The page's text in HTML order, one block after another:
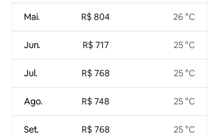
Mai.
Jun.
Jul.
Ago.
Set.
R$ 804
R$ 717
R$ 768
R$ 748
R$ 768
26 °C
25 °C
25 °C
25 °C
25 °C